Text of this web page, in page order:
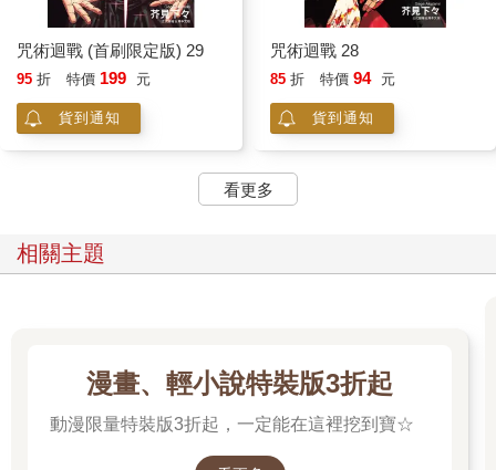
咒術迴戰 (首刷限定版) 29
95 折 特價 199 元
貨到通知
咒術迴戰 28
85 折 特價 94 元
貨到通知
看更多
相關主題
漫畫、輕小說特裝版3折起
動漫限量特裝版3折起，一定能在這裡挖到寶☆